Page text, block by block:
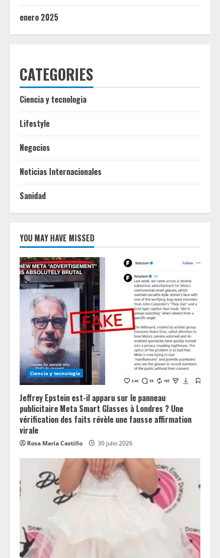
enero 2025
CATEGORIES
Ciencia y tecnologia
Lifestyle
Negocios
Noticias Internacionales
Sanidad
YOU MAY HAVE MISSED
Ciencia y tecnologia
Jeffrey Epstein est-il apparu sur le panneau
publicitaire Meta Smart Glasses à Londres ? Une
vérification des faits révèle une fausse affirmation
virale
Rosa María Castillo 30 julio 2026